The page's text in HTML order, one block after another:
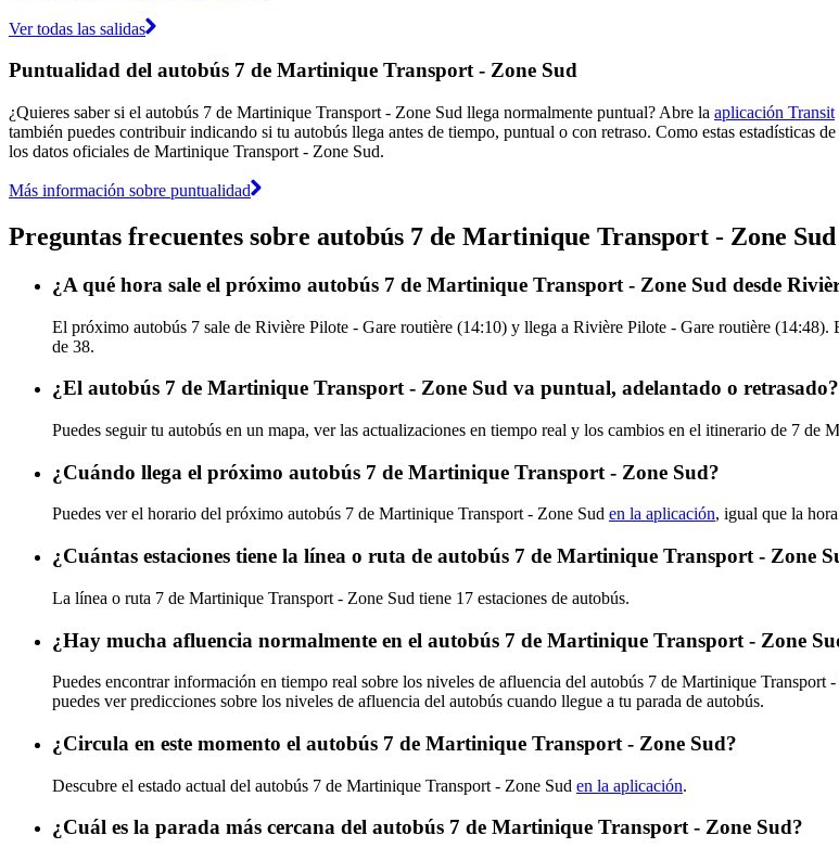
Ver todas las salidas
Puntualidad del autobús 7 de Martinique Transport - Zone Sud
¿Quieres saber si el autobús 7 de Martinique Transport - Zone Sud llega normalmente puntual? Abre la aplicación Transit
también puedes contribuir indicando si tu autobús llega antes de tiempo, puntual o con retraso. Como estas estadísticas
los datos oficiales de Martinique Transport - Zone Sud.
Más información sobre puntualidad
Preguntas frecuentes sobre autobús 7 de Martinique Transport - Zone Sud
¿A qué hora sale el próximo autobús 7 de Martinique Transport - Zone Sud desde
El próximo autobús 7 sale de Rivière Pilote - Gare routière (14:10) y llega a Rivière Pilote - Gare routière
de 38.
¿El autobús 7 de Martinique Transport - Zone Sud va puntual, adelantado o retrasado?
Puedes seguir tu autobús en un mapa, ver las actualizaciones en tiempo real y los cambios en el itinerario de 7 de
¿Cuándo llega el próximo autobús 7 de Martinique Transport - Zone Sud?
Puedes ver el horario del próximo autobús 7 de Martinique Transport - Zone Sud en la aplicación, igual que la
¿Cuántas estaciones tiene la línea o ruta de autobús 7 de Martinique Transport - Zone
La línea o ruta 7 de Martinique Transport - Zone Sud tiene 17 estaciones de autobús.
¿Hay mucha afluencia normalmente en el autobús 7 de Martinique Transport - Zone
Puedes encontrar información en tiempo real sobre los niveles de afluencia del autobús 7 de Martinique Transport
puedes ver predicciones sobre los niveles de afluencia del autobús cuando llegue a tu parada de autobús.
¿Circula en este momento el autobús 7 de Martinique Transport - Zone Sud?
Descubre el estado actual del autobús 7 de Martinique Transport - Zone Sud en la aplicación.
¿Cuál es la parada más cercana del autobús 7 de Martinique Transport - Zone Sud?